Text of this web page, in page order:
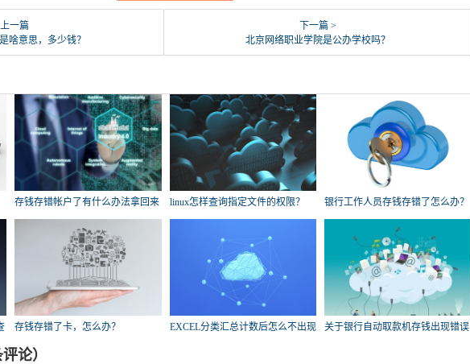
一篇
啥意思，多少钱？
下一篇 >
北京网络职业学院是公办学校吗？
存钱存错帐户了有什么办法拿回来
linux怎样查询指定文件的权限？ 银行工作人员存钱存错了怎么办？
存钱存错了卡，怎么办？
EXCEL分类汇总计数后怎么不出现
关于银行自动取款机存钱出现错误
论）